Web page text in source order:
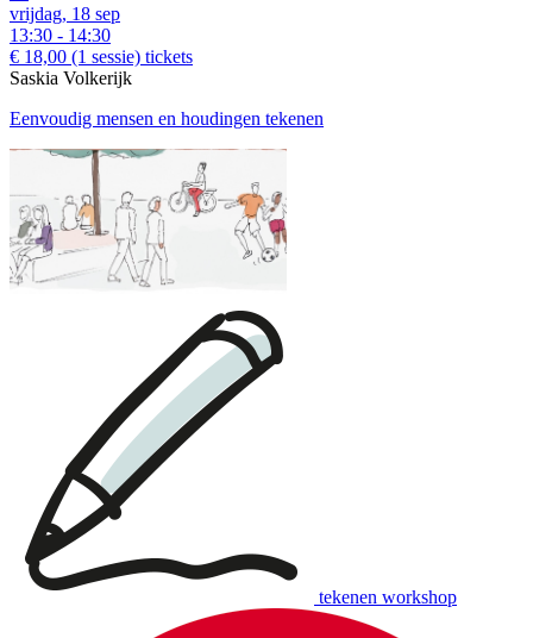
vrijdag, 18 sep
13:30 - 14:30
€ 18,00 (1 sessie) tickets
Saskia Volkerijk
Eenvoudig mensen en houdingen tekenen
tekenen workshop